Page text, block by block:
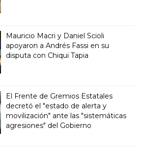
Mauricio Macri y Daniel Scioli
apoyaron a Andrés Fassi en su
disputa con Chiqui Tapia
El Frente de Gremios Estatales
decretó el "estado de alerta y
movilización" ante las "sistemáticas
agresiones" del Gobierno